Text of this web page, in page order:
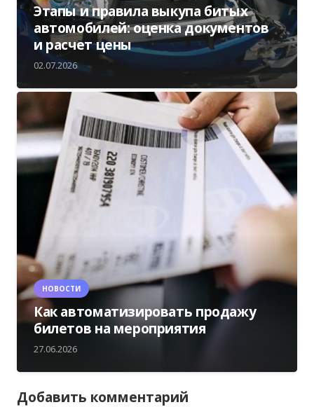
Этапы и правила выкупа битых
автомобилей: оценка документов
и расчет цены
02.07.2026
НОВОСТИ
Как автоматизировать продажу
билетов на мероприятия
27.06.2026
Добавить комментарий